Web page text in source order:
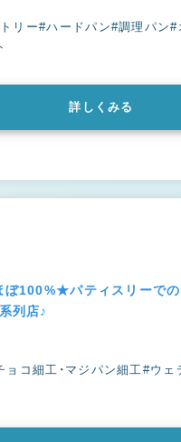
リー#ハードパン#調理パン#
詳しくみる
100%★パティスリーでの
列店♪
ョコ細工・マジパン細工#ウェ